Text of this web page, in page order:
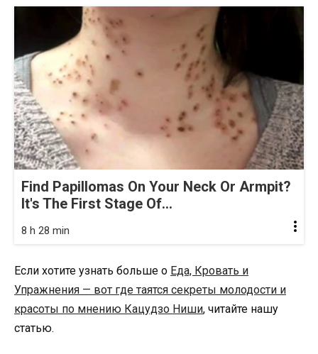
Find Papillomas On Your Neck Or Armpit?
It's The First Stage Of...
8 h 28 min
Если хотите узнать больше о Еда, Кровать и
Упражнения — вот где таятся секреты молодости и
красоты по мнению Кацудзо Ниши, читайте нашу
статью.